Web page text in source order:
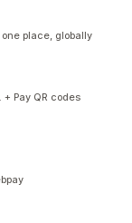
place, globally
Pay QR codes